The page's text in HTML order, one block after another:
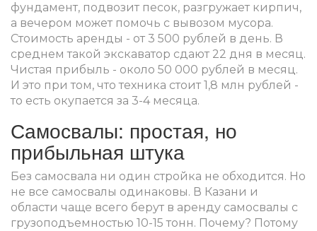
фундамент, подвозит песок, разгружает кирпич,
а вечером может помочь с вывозом мусора.
Стоимость аренды - от 3 500 рублей в день. В
среднем такой экскаватор сдают 22 дня в месяц.
Чистая прибыль - около 50 000 рублей в месяц.
И это при том, что техника стоит 1,8 млн рублей -
то есть окупается за 3-4 месяца.
Самосвалы: простая, но
прибыльная штука
Без самосвала ни один стройка не обходится. Но
не все самосвалы одинаковы. В Казани и
области чаще всего берут в аренду самосвалы с
грузоподъемностью 10-15 тонн. Почему? Потому